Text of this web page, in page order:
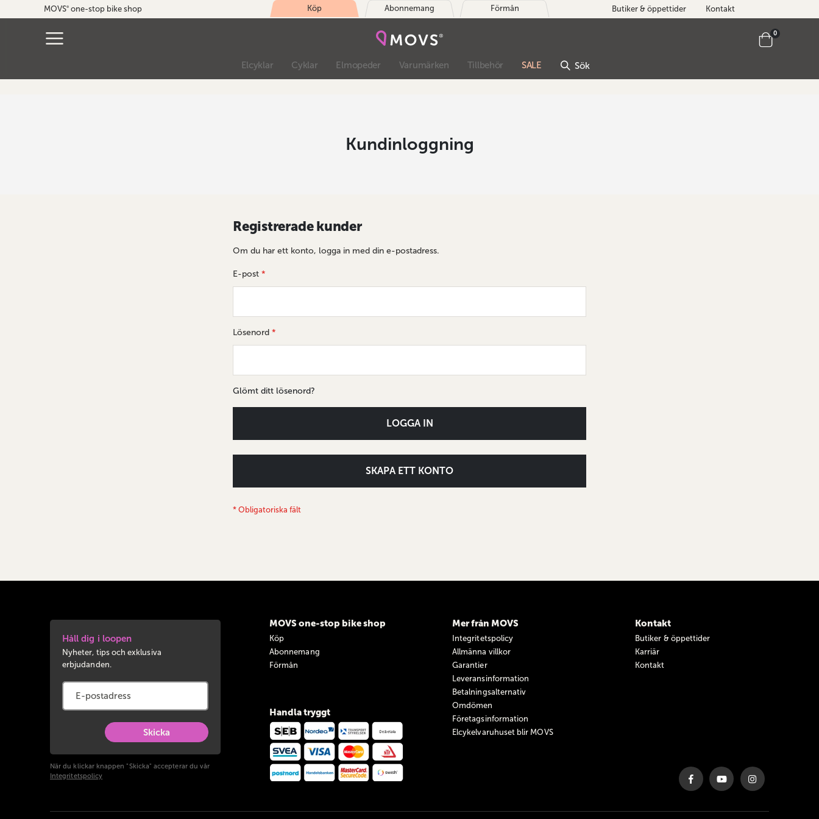
MOVS® one-stop bike shop Köp Abonnemang Förmån Butiker & öppettider Kontakt
Cart
0artiklar
Elcyklar Cyklar Elmopeder Varumärken Tillbehör SALE Sök
Kundinloggning
Registrerade kunder
Om du har ett konto, logga in med din e-postadress.
E-post
Lösenord
Glömt ditt lösenord?
LOGGA IN
SKAPA ETT KONTO
Håll dig i loopen
Nyheter, tips och exklusiva
erbjudanden.
Skicka
När du klickar knappen "Skicka" accepterar du vår
Integritetspolicy
MOVS one-stop bike shop
Köp
Abonnemang
Förmån
Handla tryggt
Mer från MOVS
Integritetspolicy
Allmänna villkor
Garantier
Leveransinformation
Betalningsalternativ
Omdömen
Företagsinformation
Elcykelvaruhuset blir MOVS
Kontakt
Butiker & öppettider
Karriär
Kontakt